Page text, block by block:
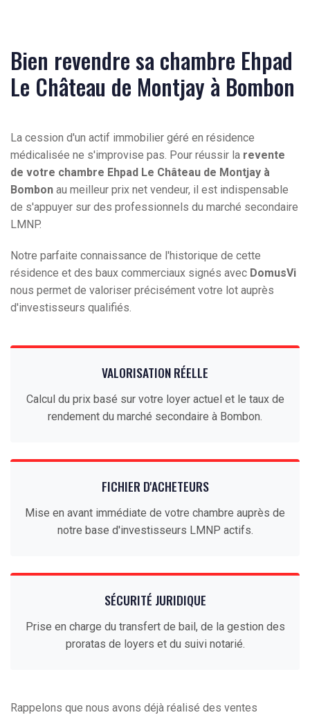
Bien revendre sa chambre Ehpad
Le Château de Montjay à Bombon
La cession d'un actif immobilier géré en résidence
médicalisée ne s'improvise pas. Pour réussir la revente
de votre chambre Ehpad Le Château de Montjay à
Bombon au meilleur prix net vendeur, il est indispensable
de s'appuyer sur des professionnels du marché secondaire
LMNP.
Notre parfaite connaissance de l'historique de cette
résidence et des baux commerciaux signés avec DomusVi
nous permet de valoriser précisément votre lot auprès
d'investisseurs qualifiés.
VALORISATION RÉELLE
Calcul du prix basé sur votre loyer actuel et le taux de
rendement du marché secondaire à Bombon.
FICHIER D'ACHETEURS
Mise en avant immédiate de votre chambre auprès de
notre base d'investisseurs LMNP actifs.
SÉCURITÉ JURIDIQUE
Prise en charge du transfert de bail, de la gestion des
proratas de loyers et du suivi notarié.
Rappelons que nous avons déjà réalisé des ventes